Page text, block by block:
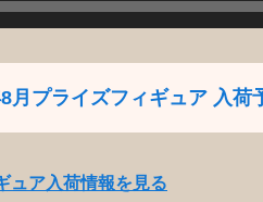
月プライズフィギュア 入荷
ュア入荷情報を見る